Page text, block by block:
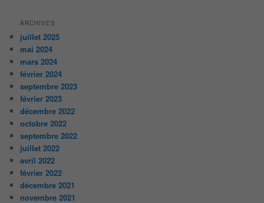
ARCHIVES
juillet 2025
mai 2024
mars 2024
février 2024
septembre 2023
février 2023
décembre 2022
octobre 2022
septembre 2022
juillet 2022
avril 2022
février 2022
décembre 2021
novembre 2021